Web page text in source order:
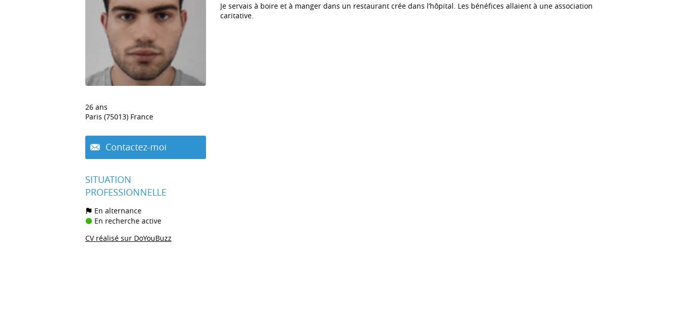
26 ans
Paris (75013) France
Contactez-moi
SITUATION
PROFESSIONNELLE
En alternance
En recherche active
CV réalisé sur DoYouBuzz
Je servais à boire et à manger dans un restaurant crée dans l’hôpital. Les bénéfices allaient à une association
caritative.